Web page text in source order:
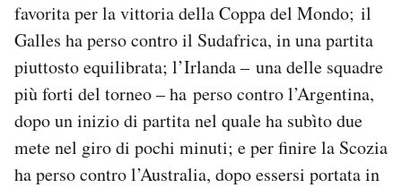
Hai bisogno di aiuto?
Esci
favorita per la vittoria della Coppa del Mondo; il
Galles ha perso contro il Sudafrica, in una partita
piuttosto equilibrata; l’Irlanda – una delle squadre
più forti del torneo – ha perso contro l’Argentina,
dopo un inizio di partita nel quale ha subìto due
mete nel giro di pochi minuti; e per finire la Scozia
ha perso contro l’Australia, dopo essersi portata in